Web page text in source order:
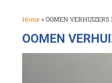
Home »OOMEN
OOMEN